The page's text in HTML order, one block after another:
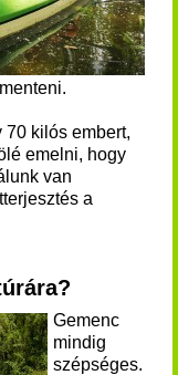
70 kilós embert,
emelni, hogy
van
a
Gemenc
mindig
szépséges.